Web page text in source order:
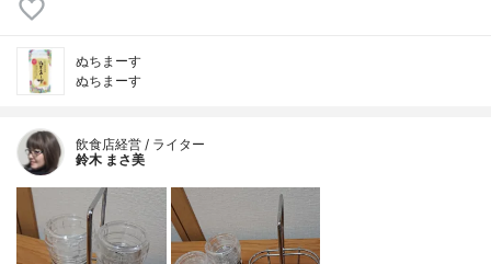
ぬちまーす
ぬちまーす
飲食店経営 / ライター
鈴木 まさ美